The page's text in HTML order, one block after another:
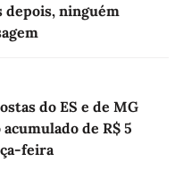
depois, ninguém
do ES e de MG
de R$ 5
feira